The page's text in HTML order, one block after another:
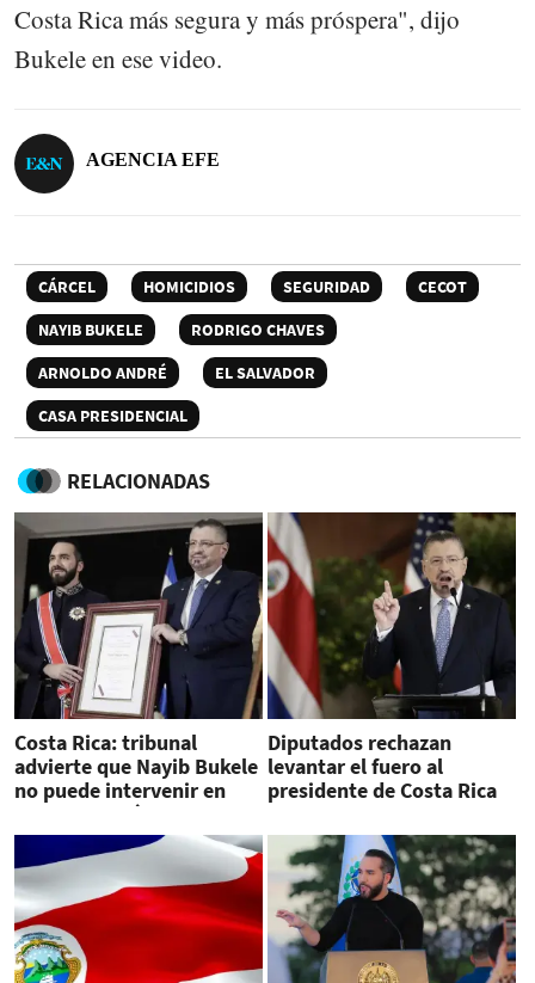
Costa Rica más segura y más próspera", dijo
Bukele en ese video.
AGENCIA EFE
CÁRCEL HOMICIDIOS SEGURIDAD
CECOT
NAYIB BUKELE
RODRIGO CHAVES
ARNOLDO ANDRÉ
EL SALVADOR
CASA PRESIDENCIAL
RELACIONADAS
Costa Rica: tribunal
advierte que Nayib Bukele
no puede intervenir en
campaña política
Diputados rechazan
levantar el fuero al
presidente de Costa Rica